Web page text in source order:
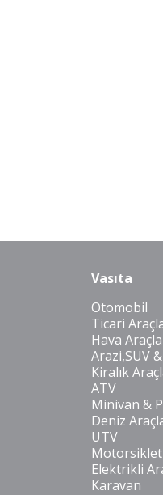
Vasıta
Otomobil
Ticari
Hava
Arazi,SUV
Kiralık
ATV
Minivan &
Deniz
UTV
Motorsiklet
Elektrikli
Karavan